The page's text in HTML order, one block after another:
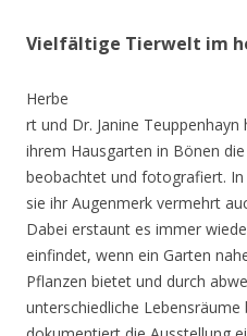
Vielfältige Tierwelt im
Herbe
rt und Dr. Janine Teuppenhayn
ihrem Hausgarten in Bönen
beobachtet und fotografiert.
sie ihr Augenmerk vermehrt
Dabei erstaunt es immer
einfindet, wenn ein Garten
Pflanzen bietet und durch
unterschiedliche